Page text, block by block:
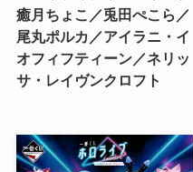
癒月ちょこ／兎田ぺこら／
尾丸ポルカ／アイラニ・イ
オフィフティーン／ネリッ
サ・レイヴンクロフト